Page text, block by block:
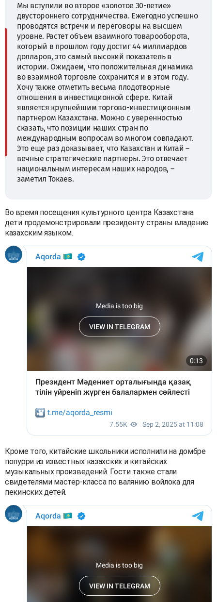
Мы вступили во второе «золотое 30-летие»
двустороннего сотрудничества. Ежегодно успешно
проводятся встречи и переговоры на высшем
уровне. Растет объем взаимного товарооборота,
который в прошлом году достиг 44 миллиардов
долларов, это самый высокий показатель в
истории. Ожидаем, что положительная динамика
во взаимной торговле сохранится и в этом году.
Хочу также отметить весьма плодотворные
отношения в инвестиционной сфере. Китай
является крупнейшим торгово-инвестиционным
партнером Казахстана. Можно с уверенностью
сказать, что позиции наших стран по
международным вопросам во многом совпадают.
Это еще раз доказывает, что Казахстан и Китай –
вечные стратегические партнеры. Это отвечает
национальным интересам наших народов, –
заметил Токаев.
Во время посещения культурного центра Казахстана
дети продемонстрировали президенту страны владение
казахским языком.
Кроме того, китайские школьники исполнили на домбре
попурри из известных казахских и китайских
музыкальных произведений. Гости также стали
свидетелями мастер-класса по валянию войлока для
пекинских детей.